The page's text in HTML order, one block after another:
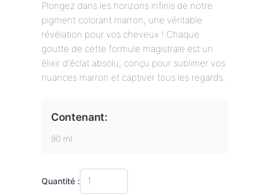
Plongez dans les horizons infinis de notre
pigment colorant marron, une véritable
révélation pour vos cheveux ! Chaque
goutte de cette formule magistrale est un
élixir d'éclat absolu, conçu pour sublimer vos
nuances marron et captiver tous les regards.
Contenant:
90 ml
Quantité :